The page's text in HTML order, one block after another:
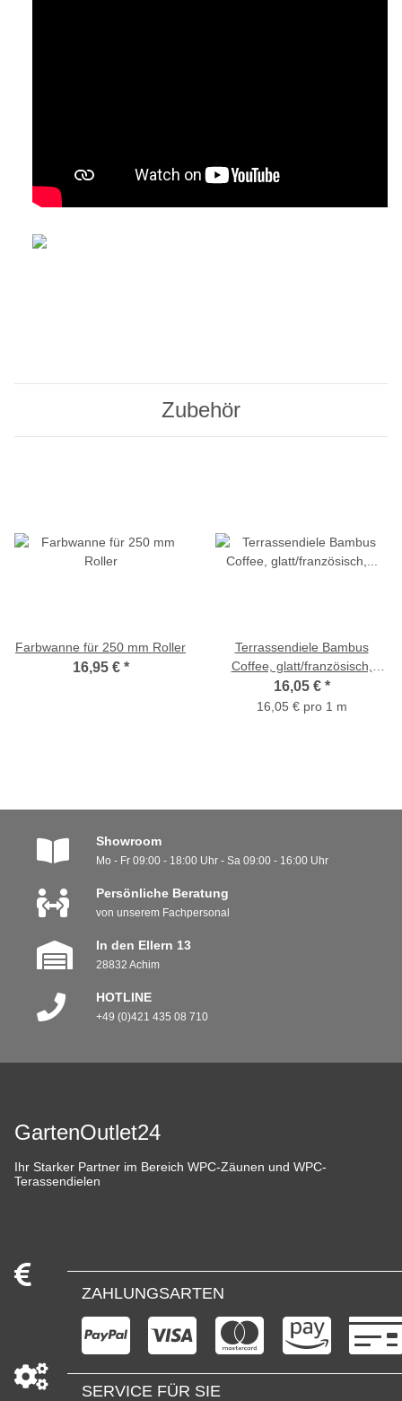
Zubehör
Farbwanne für 250 mm Roller
16,95 € *
Terrassendiele Bambus
Coffee, glatt/französisch,
20x200x1870 mm
16,05 € *
16,05 € pro 1 m
Showroom
Mo - Fr 09:00 - 18:00 Uhr - Sa 09:00 - 16:00 Uhr
Persönliche Beratung
von unserem Fachpersonal
In den Ellern 13
28832 Achim
HOTLINE
+49 (0)421 435 08 710
GartenOutlet24
Ihr Starker Partner im Bereich WPC-Zäunen und WPC-
Terassendielen
ZAHLUNGSARTEN
SERVICE FÜR SIE